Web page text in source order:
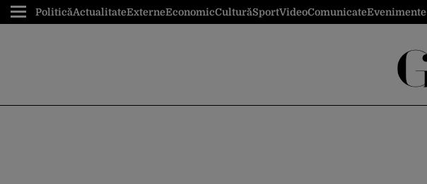
PoliticăActualitateExterneEconomicCulturăSportVideoComunicateEvenimente